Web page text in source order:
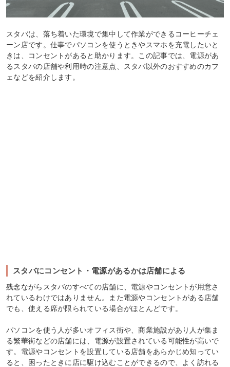
スタバは、落ち着いた環境で集中して作業ができるコーヒーチェ
ーン店です。仕事でパソコンを使うときやスマホを充電したいと
きは、コンセントがあると助かります。この記事では、電源があ
るスタバの店舗や利用時の注意点、スタバ以外のおすすめのカフ
ェなどを紹介します。
スタバにコンセント・電源があるかは店舗による
残念ながらスタバのすべての店舗に、電源やコンセントが用意さ
れているわけではありません。また電源やコンセントがある店舗
でも、使える席が限られている場合がほとんどです。
パソコンを使う人が多いオフィス街や、商業施設があり人が集ま
る繁華街などの店舗には、電源が設置されている可能性が高いで
す。電源やコンセントを設置している店舗をあらかじめ知ってい
ると、困ったときに店に駆け込むことができるので、よく訪れる